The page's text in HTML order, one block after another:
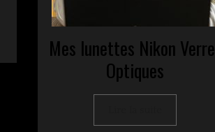
Mes lunettes Nikon
Optiques